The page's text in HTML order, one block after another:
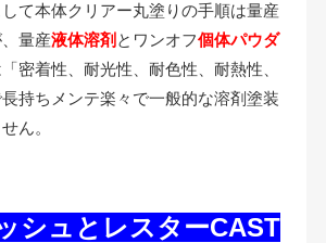
て本体クリアー丸塗りの手順は量産
量産液体溶剤 とワンオフ個体パウダ
密着性、耐光性、耐色性、耐熱性、
持ちメンテ楽々で一般的な溶剤塗装
ん。
シュとレスターCAST